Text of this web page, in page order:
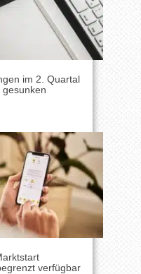
im 2. Quartal
verfügbar